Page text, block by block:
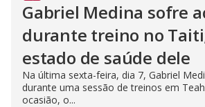
Gabriel Medina sofre
durante treino no
estado de saúde dele
Na última sexta-feira, dia 7, Gabriel
durante uma sessão de treinos em
ocasião, o...